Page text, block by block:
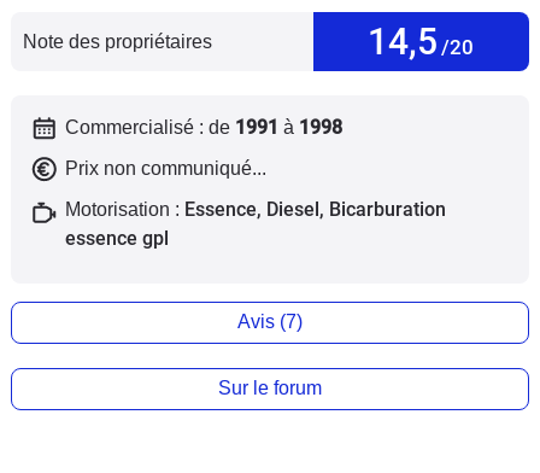
Marques
Note des propriétaires 14,5 /20
Commercialisé : de 1991 à 1998
Prix non communiqué...
Motorisation : Essence, Diesel, Bicarburation
essence gpl
Avis (7)
Sur le forum